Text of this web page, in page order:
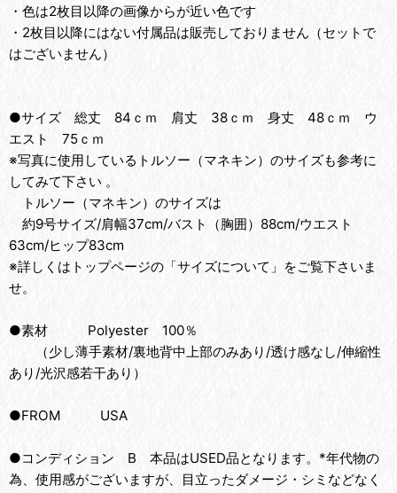
・色は2枚目以降の画像からが近い色です
・2枚目以降にはない付属品は販売しておりません（セットで
はございません）
●サイズ 総丈 84ｃｍ 肩丈 38ｃｍ 身丈 48ｃｍ ウ
エスト 75ｃｍ
※写真に使用しているトルソー（マネキン）のサイズも参考に
してみて下さい 。
トルソー（マネキン）のサイズは
約9号サイズ/肩幅37cm/バスト（胸囲）88cm/ウエスト
63cm/ヒップ83cm
※詳しくはトップページの「サイズについて」をご覧下さいま
せ。
●素材 Polyester 100％
（少し薄手素材/裏地背中上部のみあり/透け感なし/伸縮性
あり/光沢感若干あり）
●FROM USA
●コンディション B 本品はUSED品となります。*年代物の
為、使用感がございますが、目立ったダメージ・シミなどなく